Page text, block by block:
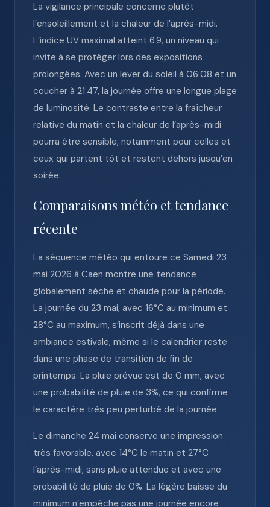
La vigilance principale concerne plutôt
l’ensoleillement et la chaleur de l’après-midi.
L’indice UV maximal atteint 6.9, un niveau qui
invite à se protéger lors des expositions
prolongées. Avec un lever du soleil à 06:08 et un
coucher à 21:47, la journée offre une longue plage
de luminosité. Le contraste entre la fraîcheur
relative du matin et la chaleur de l’après-midi
pourra être sensible, notamment pour celles et
ceux qui partent tôt et restent dehors jusqu’en
soirée.
Comparaisons météo et tendance
récente
La séquence météo qui entoure ce Samedi 23
mai 2026 à Caen montre une tendance
globalement sèche et chaude pour la période.
La journée du 23 mai, avec 16°C au minimum et
28°C au maximum, s’inscrit déjà dans une
ambiance estivale, même si le calendrier reste
dans une phase de transition de fin de
printemps. La pluie prévue est de 0 mm, avec
une probabilité de pluie de 3%, ce qui confirme
le caractère très peu perturbé de la journée.
Le dimanche 24 mai conserve une impression
très favorable, avec 14°C le matin et 27°C
l’après-midi, sans pluie attendue et avec une
probabilité de pluie de 0%. La légère baisse du
minimum n’empêche pas une journée encore